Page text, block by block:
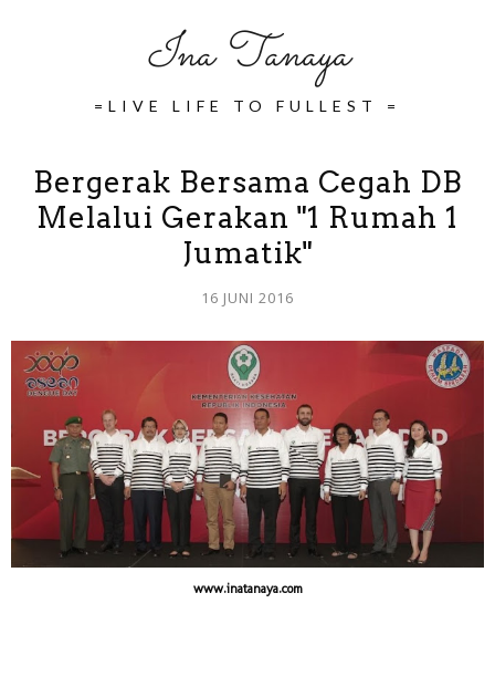
Ina Tanaya
=LIVE LIFE TO FULLEST =
Bergerak Bersama Cegah DB
Melalui Gerakan "1 Rumah 1
Jumatik"
16 JUNI 2016
www.inatanaya.com